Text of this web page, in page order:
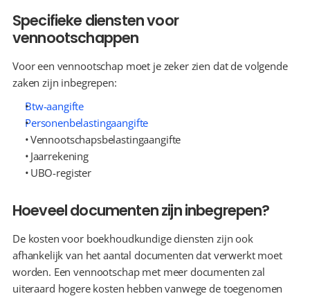
Specifieke diensten voor
vennootschappen
Voor een vennootschap moet je zeker zien dat de volgende
zaken zijn inbegrepen:
Btw-aangifte
Personenbelastingaangifte
  Vennootschapsbelastingaangifte
  Jaarrekening
  UBO-register
Hoeveel documenten zijn inbegrepen?
De kosten voor boekhoudkundige diensten zijn ook
afhankelijk van het aantal documenten dat verwerkt moet
worden. Een vennootschap met meer documenten zal
uiteraard hogere kosten hebben vanwege de toegenomen